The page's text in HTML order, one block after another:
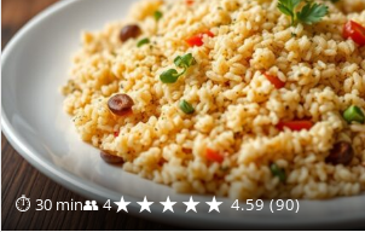
⏱ 30 min👥 4★★★★★ 4.59 (90)